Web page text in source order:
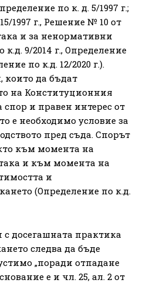
по к. д. 5/1997 г.;
1997 г., Решение № 10 от
така и за ненормативни
9/2014 г., Определение
по к.д. 12/2020 г.).
които да бъдат
на Конституционния
и правен интерес от
е необходимо условие за
пред съда. Спорът
към момента на
и към момента на
и
(Определение по к.д.
досегашната практика
следва да бъде
„поради отпадане
е и чл. 25, ал. 2 от